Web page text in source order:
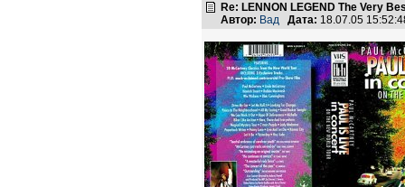
Re: LENNON LEGEND The Very
Автор: Вад Дата: 18.07.05